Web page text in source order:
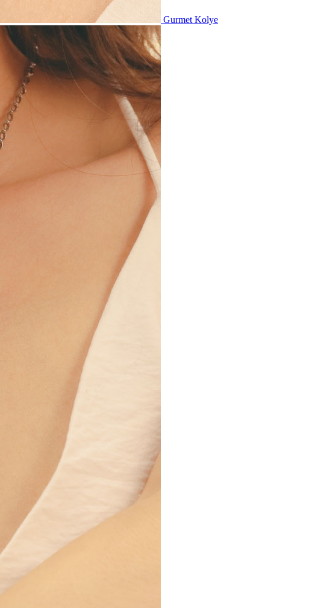
Gurmet Kolye